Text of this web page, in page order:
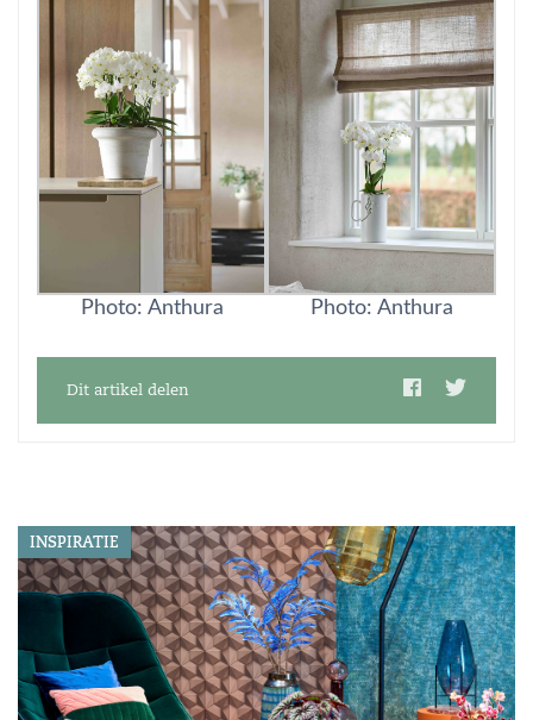
Photo: Anthura Photo: Anthura
Dit artikel delen
INSPIRATIE